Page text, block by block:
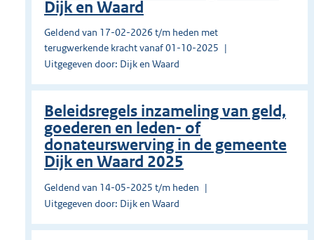
Dijk en Waard
Geldend van 17-02-2026 t/m heden met
terugwerkende kracht vanaf 01-10-2025
Uitgegeven door: Dijk en Waard
Beleidsregels inzameling van geld,
goederen en leden- of
donateurswerving in de gemeente
Dijk en Waard 2025
Geldend van 14-05-2025 t/m heden
Uitgegeven door: Dijk en Waard